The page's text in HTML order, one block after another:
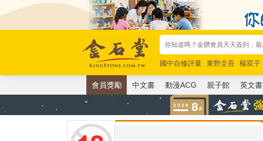
國中自修評量 東野圭吾 楊双子
唯紅花綻放
奧德賽 路邊攤新作
會員獎勵 中文書 動漫ACG 親子館 英文書